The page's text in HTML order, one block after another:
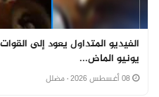
الفيديو المتداول يعود إلى
يونيو الماض...
· مضلل